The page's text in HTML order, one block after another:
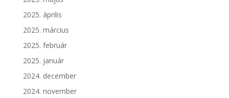
2025. április
2025. március
2025. február
2025. január
2024. december
2024. november